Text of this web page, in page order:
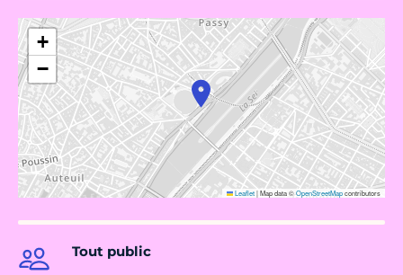
+
−
Leaflet|Map data ©OpenStreetMapcontributors
Tout public